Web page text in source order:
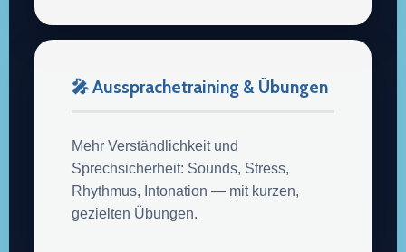
🎤 Aussprachetraining & Übungen
Mehr Verständlichkeit und
Sprechsicherheit: Sounds, Stress,
Rhythmus, Intonation — mit kurzen,
gezielten Übungen.